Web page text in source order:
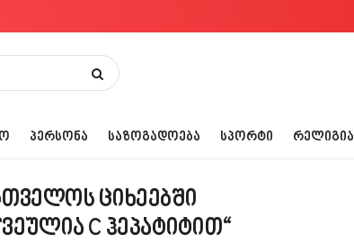
ᲞᲔᲠᲡᲝᲜᲐ ᲡᲐᲖᲝᲒᲐᲓᲝᲔᲑᲐ ᲡᲞᲝᲠᲢᲘ ᲠᲔᲚᲘᲒᲘᲐ
ციხეებში
C ჰეპატიტით“